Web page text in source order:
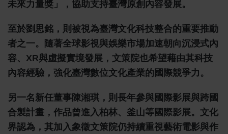
未來力量獎」，協助支持臺灣原創內容發展。
至於劉思銘，則被視為臺灣文化科技整合的重要推動
者之一。隨著全球影視與娛樂市場加速朝向沉浸式內
容、XR與虛擬實境發展，文策院也希望藉由其科技
內容經驗，強化臺灣數位文化產業的國際競爭力。
另一名新任董事陳湘琪，則長年參與國際影展與跨國
合製計畫，作品曾進入柏林、釜山等國際影展。文化
界認為，其加入象徵文策院仍持續重視藝術電影與作